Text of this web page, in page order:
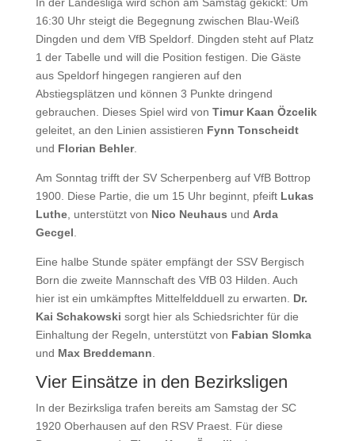
In der Landesliga wird schon am Samstag gekickt: Um
16:30 Uhr steigt die Begegnung zwischen Blau-Weiß
Dingden und dem VfB Speldorf. Dingden steht auf Platz
1 der Tabelle und will die Position festigen. Die Gäste
aus Speldorf hingegen rangieren auf den
Abstiegsplätzen und können 3 Punkte dringend
gebrauchen. Dieses Spiel wird von Timur Kaan Özcelik
geleitet, an den Linien assistieren Fynn Tonscheidt
und Florian Behler.
Am Sonntag trifft der SV Scherpenberg auf VfB Bottrop
1900. Diese Partie, die um 15 Uhr beginnt, pfeift Lukas
Luthe, unterstützt von Nico Neuhaus und Arda
Gecgel.
Eine halbe Stunde später empfängt der SSV Bergisch
Born die zweite Mannschaft des VfB 03 Hilden. Auch
hier ist ein umkämpftes Mittelfeldduell zu erwarten. Dr.
Kai Schakowski sorgt hier als Schiedsrichter für die
Einhaltung der Regeln, unterstützt von Fabian Slomka
und Max Breddemann.
Vier Einsätze in den Bezirksligen
In der Bezirksliga trafen bereits am Samstag der SC
1920 Oberhausen auf den RSV Praest. Für diese